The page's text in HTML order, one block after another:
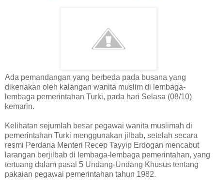
Ada pemandangan yang berbeda pada busana yang
dikenakan oleh kalangan wanita muslim di lembaga-
lembaga pemerintahan Turki, pada hari Selasa (08/10)
kemarin.
Kelihatan sejumlah besar pegawai wanita muslimah di
pemerintahan Turki menggunakan jilbab, setelah secara
resmi Perdana Menteri Recep Tayyip Erdogan mencabut
larangan berjilbab di lembaga-lembaga pemerintahan, yang
tertuang dalam pasal 5 Undang-Undang Khusus tentang
pakaian pegawai pemerintahan tahun 1982.